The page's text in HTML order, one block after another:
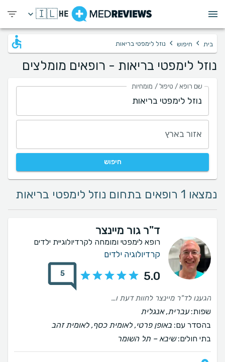
HE
🇮🇱
בית › חיפוש › נוזל לימפטי בריאות
נוזל לימפטי בריאות - רופאים מומלצים
שם רופא / טיפול / מומחיות
אזור בארץ
חיפוש
נמצאו 1 רופאים בתחום נוזל לימפטי בריאות
ד"ר גור מיינצר
רופא לימפטי ומומחה לקרדיולוגיית ילדים
קרדיולוגיה ילדים
5.0
5
הגענו לד"ר מיינצר לחוות דעת ובירור מצב מורכב של ביתנו. כבר בפגישה הראשונה הרגשנו בידיים בטוחות וקיבלנו תחושה שהוא מקדיש לנו את כל הזמן הנחוץ כדי לעבור על הדברים, להסביר ולענות על השאלות. ד"ר מיינצר המליץ על בדיקת DCMRL, ולאורך כל התקופה עד לביצועה ליווה אותנו וסייע בכל דבר שהיה נחוץ. לצד מקצועיות רבה ובלתי מתפשרת, פגשנו אדם אנושי ואמפתי. קיבלנו הסברים מפורטים וברורים לכל פעולה וממצא ומעבר לכך - הוא נתן תשומת לב לפחדים, לשאלות ולעובדה שמדובר במחלה שדורשת לא רק טיפול אלא גם ליווי לאורך זמן. הרגשנו נראים ועטופים. השילוב הזה - מומחיות מהשורה הראשונה יחד עם אכפתיות אמיתית - זה בדיוק מה שמטופל במצב מורכב זקוק לו, ואנחנו מלאי תודה על כך.
שפות:עברית, אנגלית
בהסדר עם: באופן פרטי, לאומית כסף, לאומית זהב
בתי חולים:שיבא – תל השומר